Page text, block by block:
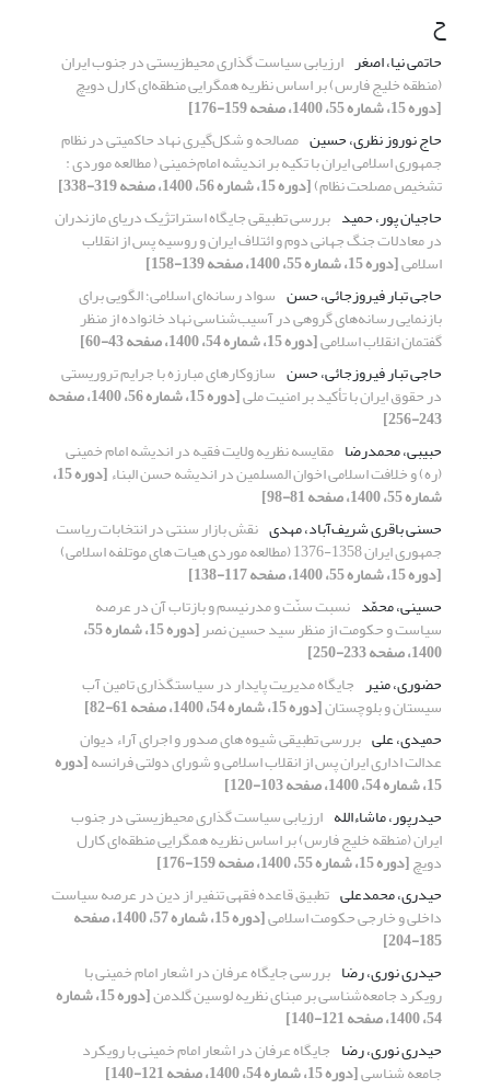
ح
حاتمی نیا، اصغر ارزیابی سیاست گذاری محیط‌زیستی در جنوب ایران
(منطقه خلیج فارس) بر اساس نظریه همگرایی منطقه‌ای کارل دویچ
[دوره 15، شماره 55، 1400، صفحه 159-176]
حاج نوروز نظری، حسین مصالحه و شکل‌گیری نهاد حاکمیتی در نظام
جمهوری اسلامی ایران با تکیه بر اندیشه امام‌خمینی ( مطالعه موردی :
تشخیص مصلحت نظام)[دوره 15، شماره 56، 1400، صفحه 319-338]
حاجیان پور، حمید بررسی تطبیقی جایگاه استراتژیک دریای مازندران
در معادلات جنگ جهانی دوم و ائتلاف ایران و روسیه پس از انقلاب
اسلامی[دوره 15، شماره 55، 1400، صفحه 139-158]
حاجی تبار فیروزجائی، حسن سواد رسانه‌ای اسلامی؛ الگویی برای
بازنمایی رسانه‌های گروهی در آسیب‌شناسی نهاد خانواده از منظر
گفتمان انقلاب اسلامی[دوره 15، شماره 54، 1400، صفحه 43-60]
حاجی تبار فیروزجائی، حسن سازوکارهای مبارزه با جرایم تروریستی
در حقوق ایران با تأکید بر امنیت ملی [دوره 15، شماره 56، 1400، صفحه
243-256]
حبیبی، محمدرضا مقایسه نظریه ولایت فقیه در اندیشه امام خمینی
(ره) و خلافت اسلامی اخوان المسلمین در اندیشه حسن البناء [دوره 15،
شماره 55، 1400، صفحه 81-98]
حسنی باقری شریف‌آباد، مهدی نقش بازار سنتی در انتخابات ریاست
جمهوری ایران 1358-1376 (مطالعه موردی هیات های موتلفه اسلامی)
[دوره 15، شماره 55، 1400، صفحه 117-138]
حسینی، محمّد نسبت سنّت و مدرنیسم و بازتاب آن در عرصه
سیاست و حکومت از منظر سید حسین نصر [دوره 15، شماره 55،
1400، صفحه 233-250]
حضوری، منیر جایگاه مدیریت پایدار در سیاستگذاری تامین آب
سیستان و بلوچستان[دوره 15، شماره 54، 1400، صفحه 61-82]
حمیدی، علی بررسی تطبیقی شیوه های صدور و اجرای آراء دیوان
عدالت اداری ایران پس از انقلاب اسلامی و شورای دولتی فرانسه[دوره
15، شماره 54، 1400، صفحه 103-120]
حیدرپور، ماشاءالله ارزیابی سیاست گذاری محیط‌زیستی در جنوب
ایران (منطقه خلیج فارس) بر اساس نظریه همگرایی منطقه‌ای کارل
دویچ[دوره 15، شماره 55، 1400، صفحه 159-176]
حیدری، محمدعلی تطبیق قاعده فقهی تنفیر از دین در عرصه سیاست
داخلی و خارجی حکومت اسلامی [دوره 15، شماره 57، 1400، صفحه
185-204]
حیدری نوری، رضا بررسی جایگاه عرفان در اشعار امام خمینی با
رویکرد جامعه‌شناسی بر مبنای نظریه‌ لوسین گلدمن [دوره 15، شماره
54، 1400، صفحه 121-140]
حیدری نوری، رضا جایگاه عرفان در اشعار امام خمینی با رویکرد
جامعه شناسی[دوره 15، شماره 54، 1400، صفحه 121-140]